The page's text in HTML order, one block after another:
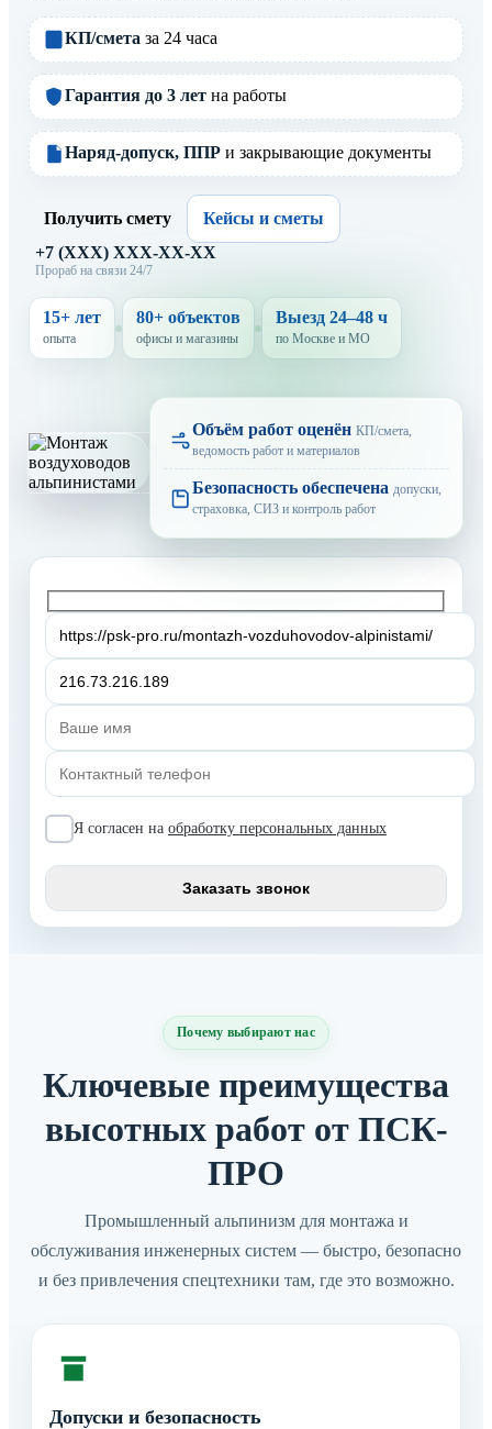
КП/смета за 24 часа
Гарантия до 3 лет на работы
Наряд-допуск, ППР и закрывающие документы
Получить смету
Кейсы и сметы
+7 (XXX) XXX-XX-XX
Прораб на связи 24/7
15+ лет
опыта
80+ объектов
офисы и магазины
Выезд 24–48 ч
по Москве и МО
Объём работ оценён КП/смета,
ведомость работ и материалов
Безопасность обеспечена допуски,
страховка, СИЗ и контроль работ
Я согласен на обработку персональных данных
Почему выбирают нас
Ключевые преимущества
высотных работ от ПСК-
ПРО
Промышленный альпинизм для монтажа и
обслуживания инженерных систем — быстро, безопасно
и без привлечения спецтехники там, где это возможно.
Допуски и безопасность